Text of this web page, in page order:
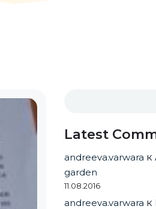
Latest
andreeva.varwara к
garden
11.08.2016
andreeva.varwara к